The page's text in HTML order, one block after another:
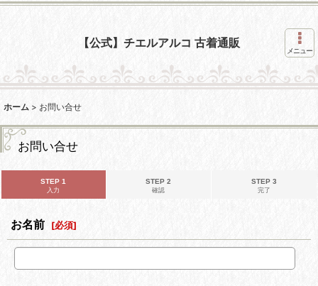
【公式】チエルアルコ 古着通販
メニュー
ホーム > お問い合せ
お問い合せ
STEP 1
入力
STEP 2
確認
STEP 3
完了
お名前 [必須]